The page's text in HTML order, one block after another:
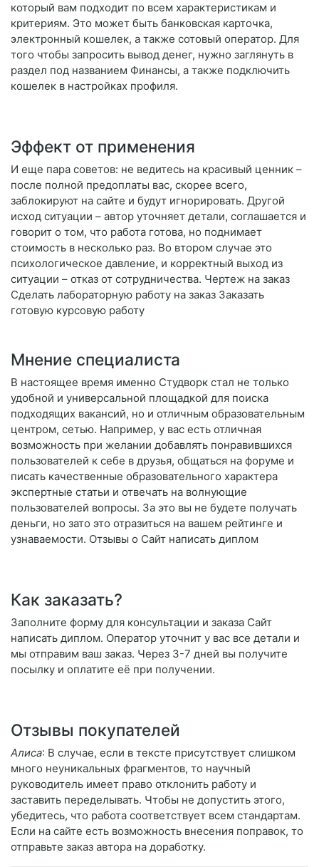
который вам подходит по всем характеристикам и
критериям. Это может быть банковская карточка,
электронный кошелек, а также сотовый оператор. Для
того чтобы запросить вывод денег, нужно заглянуть в
раздел под названием Финансы, а также подключить
кошелек в настройках профиля.
Эффект от применения
И еще пара советов: не ведитесь на красивый ценник –
после полной предоплаты вас, скорее всего,
заблокируют на сайте и будут игнорировать. Другой
исход ситуации – автор уточняет детали, соглашается и
говорит о том, что работа готова, но поднимает
стоимость в несколько раз. Во втором случае это
психологическое давление, и корректный выход из
ситуации – отказ от сотрудничества. Чертеж на заказ
Сделать лабораторную работу на заказ Заказать
готовую курсовую работу
Мнение специалиста
В настоящее время именно Студворк стал не только
удобной и универсальной площадкой для поиска
подходящих вакансий, но и отличным образовательным
центром, сетью. Например, у вас есть отличная
возможность при желании добавлять понравившихся
пользователей к себе в друзья, общаться на форуме и
писать качественные образовательного характера
экспертные статьи и отвечать на волнующие
пользователей вопросы. За это вы не будете получать
деньги, но зато это отразиться на вашем рейтинге и
узнаваемости. Отзывы о Сайт написать диплом
Как заказать?
Заполните форму для консультации и заказа Сайт
написать диплом. Оператор уточнит у вас все детали и
мы отправим ваш заказ. Через 3-7 дней вы получите
посылку и оплатите её при получении.
Отзывы покупателей
Алиса: В случае, если в тексте присутствует слишком
много неуникальных фрагментов, то научный
руководитель имеет право отклонить работу и
заставить переделывать. Чтобы не допустить этого,
убедитесь, что работа соответствует всем стандартам.
Если на сайте есть возможность внесения поправок, то
отправьте заказ автора на доработку.